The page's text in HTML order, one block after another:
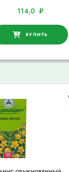
114,0 ₽
КУПИТЬ